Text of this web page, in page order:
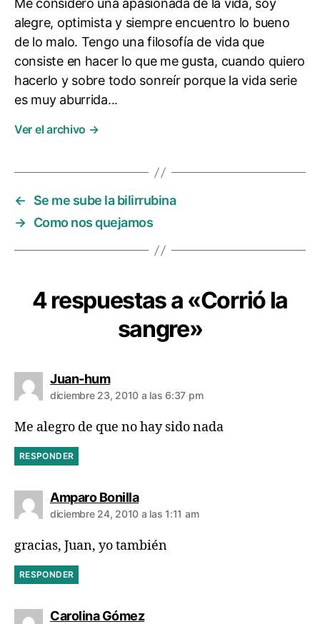
Me considero una apasionada de la vida, soy
alegre, optimista y siempre encuentro lo bueno
de lo malo. Tengo una filosofía de vida que
consiste en hacer lo que me gusta, cuando quiero
hacerlo y sobre todo sonreír porque la vida serie
es muy aburrida...
Ver el archivo →
←
Se me sube la bilirrubina
→ Como nos quejamos
4 respuestas a «Corrió la
sangre»
Juan-humdice:
diciembre 23, 2010 a las 6:37 pm
Me alegro de que no hay sido nada
RESPONDER
Amparo Bonilladice:
diciembre 24, 2010 a las 1:11 am
gracias, Juan, yo también
RESPONDER
Carolina Gómezdice: